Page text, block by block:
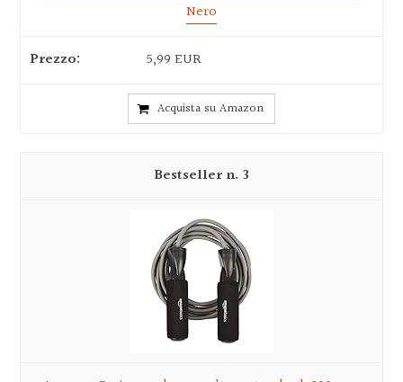
Nero
5,99 EUR
Acquista su Amazon
3